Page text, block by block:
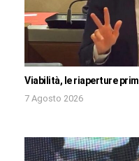
Viabilità, le riaperture
7 Agosto 2026